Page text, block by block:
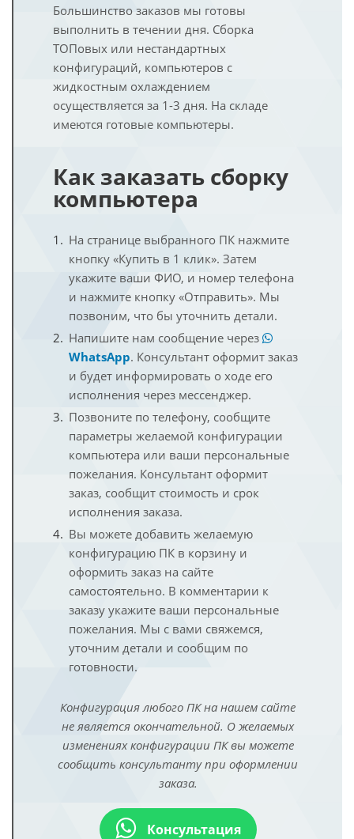
Большинство заказов мы готовы
выполнить в течении дня. Сборка
ТОПовых или нестандартных
конфигураций, компьютеров с
жидкостным охлаждением
осуществляется за 1-3 дня. На складе
имеются готовые компьютеры.
Как заказать сборку
компьютера
На странице выбранного ПК нажмите
кнопку «Купить в 1 клик». Затем
укажите ваши ФИО, и номер телефона
и нажмите кнопку «Отправить». Мы
позвоним, что бы уточнить детали.
Напишите нам сообщение через
WhatsApp. Консультант оформит заказ
и будет информировать о ходе его
исполнения через мессенджер.
Позвоните по телефону, сообщите
параметры желаемой конфигурации
компьютера или ваши персональные
пожелания. Консультант оформит
заказ, сообщит стоимость и срок
исполнения заказа.
Вы можете добавить желаемую
конфигурацию ПК в корзину и
оформить заказ на сайте
самостоятельно. В комментарии к
заказу укажите ваши персональные
пожелания. Мы с вами свяжемся,
уточним детали и сообщим по
готовности.
Конфигурация любого ПК на нашем сайте
не является окончательной. О желаемых
изменениях конфигурации ПК вы можете
сообщить консультанту при оформлении
заказа.
Консультация